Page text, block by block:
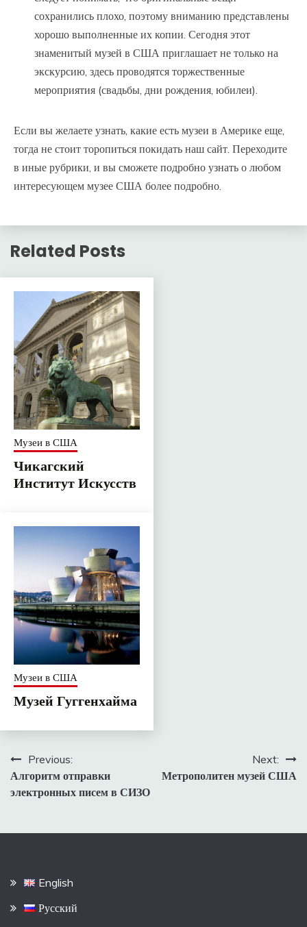
сохранились плохо, поэтому вниманию представлены
хорошо выполненные их копии. Сегодня этот
знаменитый музей в США приглашает не только на
экскурсию, здесь проводятся торжественные
мероприятия (свадьбы, дни рождения, юбилеи).
Если вы желаете узнать, какие есть музеи в Америке еще,
тогда не стоит торопиться покидать наш сайт. Переходите
в иные рубрики, и вы сможете подробно узнать о любом
интересующем музее США более подробно.
Related Posts
Музеи в США
Чикагский
Институт Искусств
Музеи в США
Музей Гуггенхайма
Навигация
по
Previous:
Алгоритм отправки
электронных писем в СИЗО
Next:
Метрополитен музей США
English
Русский